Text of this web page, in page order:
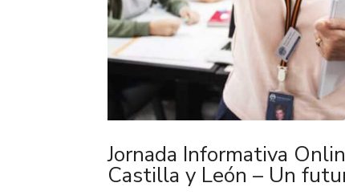
Jornada Informativa
Castilla y León – Un